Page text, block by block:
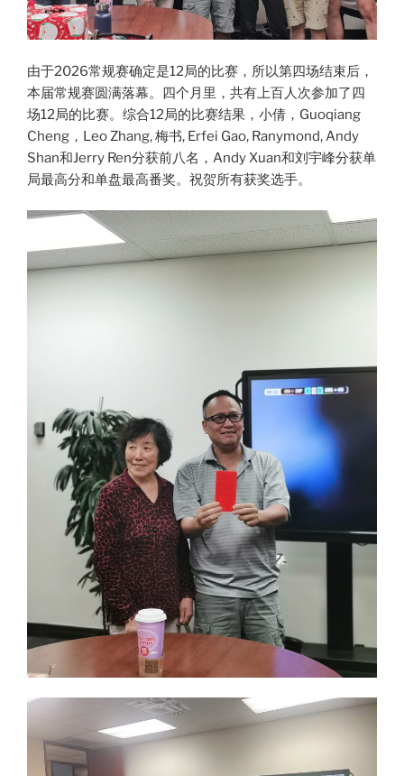
由于2026常规赛确定是12局的比赛，所以第四场结束后，
本届常规赛圆满落幕。四个月里，共有上百人次参加了四
场12局的比赛。综合12局的比赛结果，小倩，Guoqiang
Cheng，Leo Zhang, 梅书, Erfei Gao, Ranymond, Andy
Shan和Jerry Ren分获前八名，Andy Xuan和刘宇峰分获单
局最高分和单盘最高番奖。祝贺所有获奖选手。